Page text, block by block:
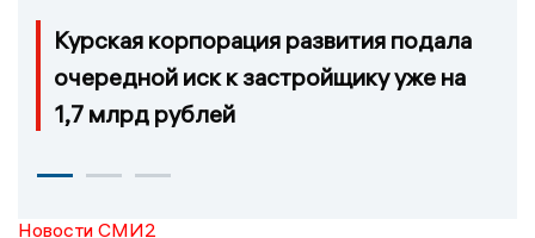
Курская корпорация развития подала
очередной иск к застройщику уже на
1,7 млрд рублей
Новости СМИ2